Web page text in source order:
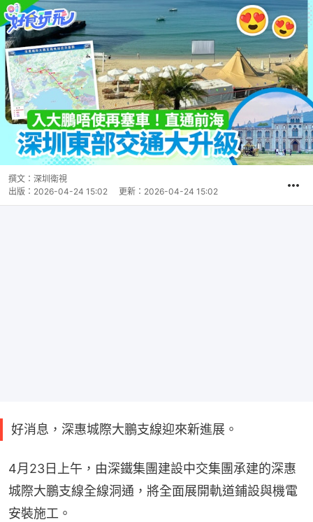
撰文： 深圳衛視
出版： 2026-04-24 15:02 更新： 2026-04-24 15:02
好消息，深惠城際大鵬支線迎來新進展。
4月23日上午，由深鐵集團建設中交集團承建的深惠
城際大鵬支線全線洞通，將全面展開軌道鋪設與機電
安裝施工。